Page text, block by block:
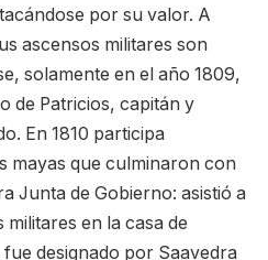
por su valor. A
ascensos militares son
solamente en el año 1809,
de Patricios, capitán y
En 1810 participa
mayas que culminaron con
Junta de Gobierno: asistió a
militares en la casa de
designado por Saavedra